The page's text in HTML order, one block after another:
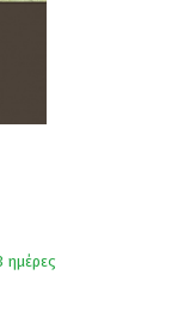
ημέρες